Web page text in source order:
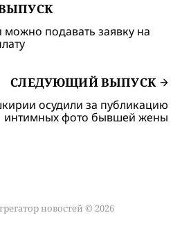
подавать заявку на
СЛЕДУЮЩИЙ ВЫПУСК
осудили за публикацию
интимных фото бывшей жены
новостей © 2026